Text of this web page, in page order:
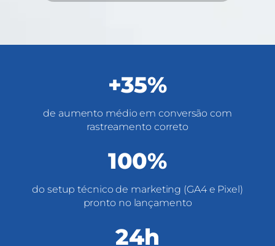
+35%
de aumento médio em conversão com
rastreamento correto
100%
do setup técnico de marketing (GA4 e Pixel)
pronto no lançamento
24h